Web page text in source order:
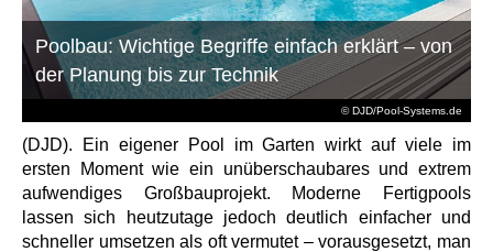
© DJD/Pool-Systems.de
Poolbau: Wichtige Begriffe einfach erklärt – von
der Planung bis zur Technik
(DJD). Ein eigener Pool im Garten wirkt auf viele im
ersten Moment wie ein unüberschaubares und extrem
aufwendiges Großbauprojekt. Moderne Fertigpools
lassen sich heutzutage jedoch deutlich einfacher und
schneller umsetzen als oft vermutet – vorausgesetzt, man